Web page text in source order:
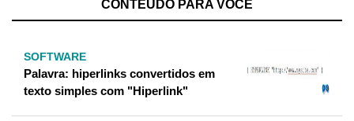
CONTEÚDO PARA VOCÊ
SOFTWARE
Palavra: hiperlinks convertidos em
texto simples com "Hiperlink"